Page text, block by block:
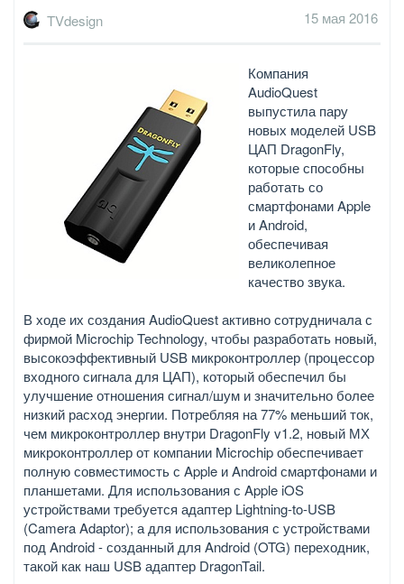
TVdesign 15 мая 2016
Компания
AudioQuest
выпустила пару
новых моделей USB
ЦАП DragonFly,
которые способны
работать со
смартфонами Apple
и Android,
обеспечивая
великолепное
качество звука.
В ходе их создания AudioQuest активно сотрудничала с
фирмой Microchip Technology, чтобы разработать новый,
высокоэффективный USB микроконтроллер (процессор
входного сигнала для ЦАП), который обеспечил бы
улучшение отношения сигнал/шум и значительно более
низкий расход энергии. Потребляя на 77% меньший ток,
чем микроконтроллер внутри DragonFly v1.2, новый МХ
микроконтроллер от компании Microchip обеспечивает
полную совместимость с Apple и Android смартфонами и
планшетами. Для использования с Apple iOS
устройствами требуется адаптер Lightning-to-USB
(Camera Adaptor); а для использования с устройствами
под Android - созданный для Android (OTG) переходник,
такой как наш USB адаптер DragonTail.